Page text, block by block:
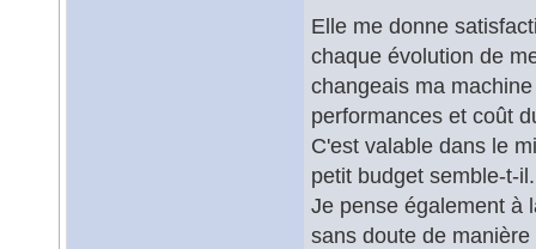
Elle me donne
chaque évolution de
changeais ma
performances et coût
C'est valable dans le
petit budget semble-t-
Je pense également à
sans doute de